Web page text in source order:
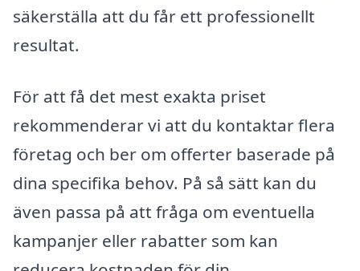
säkerställa att du får ett professionellt
resultat.
För att få det mest exakta priset
rekommenderar vi att du kontaktar flera
företag och ber om offerter baserade på
dina specifika behov. På så sätt kan du
även passa på att fråga om eventuella
kampanjer eller rabatter som kan